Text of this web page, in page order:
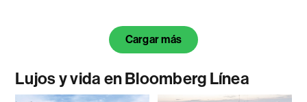
Cargar más
Lujos y vida en Bloomberg Línea